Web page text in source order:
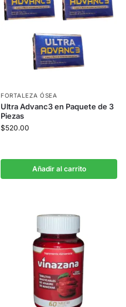
FORTALEZA ÓSEA
Ultra Advanc3 en Paquete de 3
Piezas
$520.00
Añadir al carrito